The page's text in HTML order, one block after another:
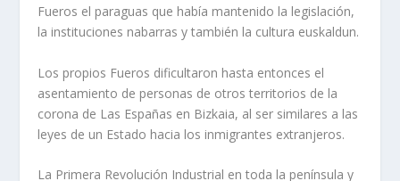
Fueros el paraguas que había mantenido la legislación,
la instituciones nabarras y también la cultura euskaldun.
Los propios Fueros dificultaron hasta entonces el
asentamiento de personas de otros territorios de la
corona de Las Españas en Bizkaia, al ser similares a las
leyes de un Estado hacia los inmigrantes extranjeros.
La Primera Revolución Industrial en toda la península y